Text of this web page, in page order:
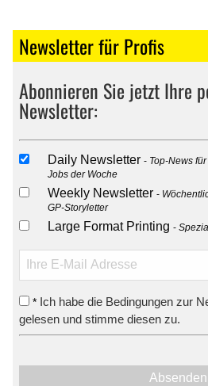
Newsletter für Profis
Abonnieren Sie jetzt Ihre
Newsletter:
Daily Newsletter
Top-News
Jobs der Woche
Weekly Newsletter
GP-Storyletter
Large Format Printing
* Ich habe die Bedingungen zur
gelesen und stimme diesen zu.
Absenden